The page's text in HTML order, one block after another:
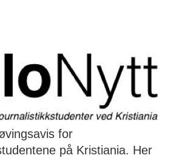
for
på Kristiania. Her